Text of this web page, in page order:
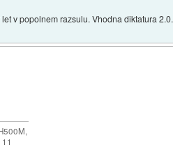
v popolnem razsulu. Vhodna diktatura 2.0.